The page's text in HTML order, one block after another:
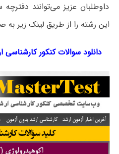
داوطلبان عزیز می‌توانند
این رشته را از طریق لینک‌ زیر به
دانلود سوالات کنکور کارشناسی ارشد ۹۸ رشته